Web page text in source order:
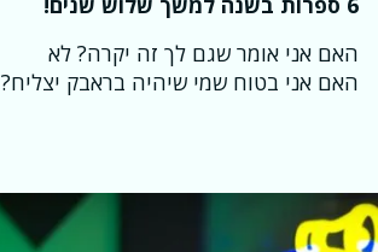
האם אני אומר שגם לך זה יקרה? לא
האם אני בטוח שמי שיהיה בראבק יצליח?